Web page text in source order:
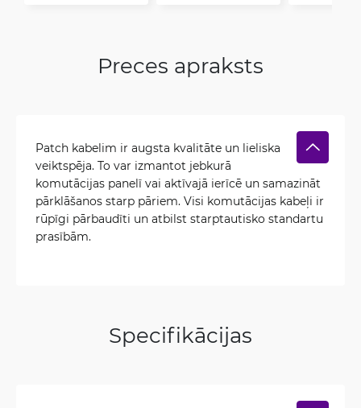
Preces apraksts
Patch kabelim ir augsta kvalitāte un lieliska
veiktspēja. To var izmantot jebkurā
komutācijas panelī vai aktīvajā ierīcē un samazināt
pārklāšanos starp pāriem. Visi komutācijas kabeļi ir
rūpīgi pārbaudīti un atbilst starptautisko standartu
prasībām.
Specifikācijas